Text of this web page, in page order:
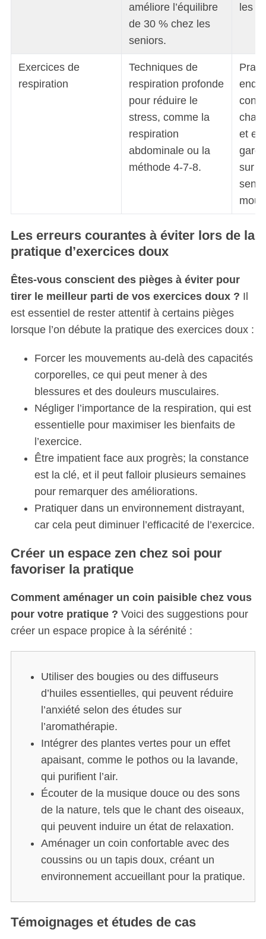
améliore l’équilibre
de 30 % chez les
seniors.
les
Exercices de
respiration
Techniques de
respiration profonde
pour réduire le
stress, comme la
respiration
abdominale ou la
méthode 4-7-8.
et
sur
Les erreurs courantes à éviter lors de la
pratique d’exercices doux
Êtes-vous conscient des pièges à éviter pour
tirer le meilleur parti de vos exercices doux ? Il
est essentiel de rester attentif à certains pièges
lorsque l’on débute la pratique des exercices doux :
Forcer les mouvements au-delà des capacités
corporelles, ce qui peut mener à des
blessures et des douleurs musculaires.
Négliger l’importance de la respiration, qui est
essentielle pour maximiser les bienfaits de
l’exercice.
Être impatient face aux progrès; la constance
est la clé, et il peut falloir plusieurs semaines
pour remarquer des améliorations.
Pratiquer dans un environnement distrayant,
car cela peut diminuer l’efficacité de l’exercice.
Créer un espace zen chez soi pour
favoriser la pratique
Comment aménager un coin paisible chez vous
pour votre pratique ? Voici des suggestions pour
créer un espace propice à la sérénité :
Utiliser des bougies ou des diffuseurs
d’huiles essentielles, qui peuvent réduire
l’anxiété selon des études sur
l’aromathérapie.
Intégrer des plantes vertes pour un effet
apaisant, comme le pothos ou la lavande,
qui purifient l’air.
Écouter de la musique douce ou des sons
de la nature, tels que le chant des oiseaux,
qui peuvent induire un état de relaxation.
Aménager un coin confortable avec des
coussins ou un tapis doux, créant un
environnement accueillant pour la pratique.
Témoignages et études de cas